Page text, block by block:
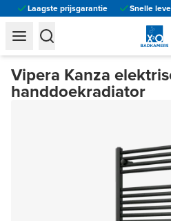
Laagste prijsgarantie Snelle
Vipera Kanza
handdoekradiator